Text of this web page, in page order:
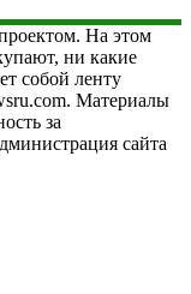
На этом
ни какие
собой ленту
Материалы
за
сайта